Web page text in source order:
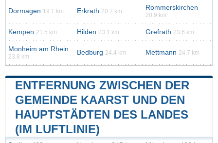
Dormagen 19.1 km Erkrath 20.7 km Rommerskirchen
20.9 km
Kempen 21.5 km Hilden 23.1 km Grefrath 23.6 km
Monheim am Rhein
23.8 km
Bedburg 24.4 km Mettmann 24.7 km
ENTFERNUNG ZWISCHEN DER
GEMEINDE KAARST UND DEN
HAUPTSTÄDTEN DES LANDES
(IM LUFTLINIE)